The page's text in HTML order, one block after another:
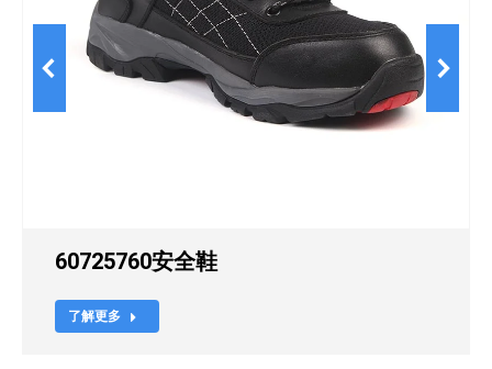
60725760安全鞋
了解更多